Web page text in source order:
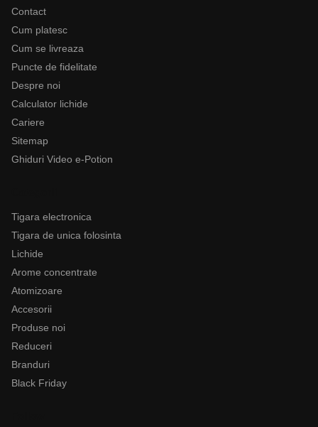
Contact
Cum platesc
Cum se livreaza
Puncte de fidelitate
Despre noi
Calculator lichide
Cariere
Sitemap
Ghiduri Video e-Potion
Tigara electronica
Tigara de unica folosinta
Lichide
Arome concentrate
Atomizoare
Accesorii
Produse noi
Reduceri
Branduri
Black Friday